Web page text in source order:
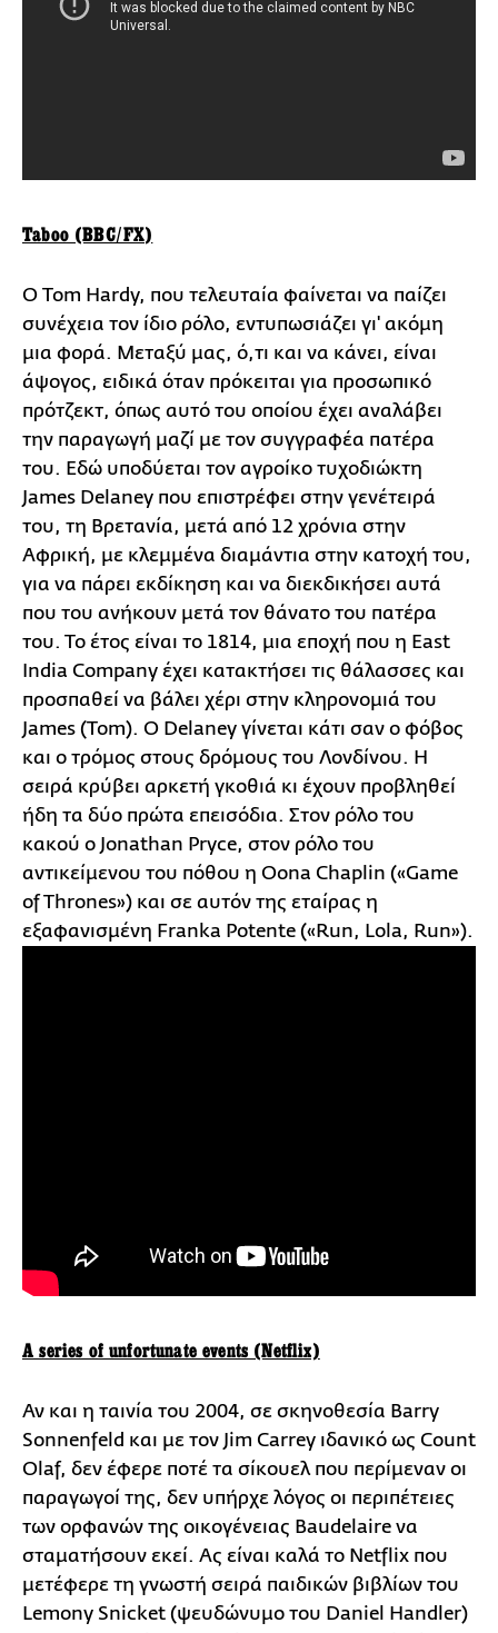
Taboo (BBC/FX)
Ο Tom Hardy, που τελευταία φαίνεται να παίζει
συνέχεια τον ίδιο ρόλο, εντυπωσιάζει γι' ακόμη
μια φορά. Μεταξύ μας, ό,τι και να κάνει, είναι
άψογος, ειδικά όταν πρόκειται για προσωπικό
πρότζεκτ, όπως αυτό του οποίου έχει αναλάβει
την παραγωγή μαζί με τον συγγραφέα πατέρα
του. Εδώ υποδύεται τον αγροίκο τυχοδιώκτη
James Delaney που επιστρέφει στην γενέτειρά
του, τη Βρετανία, μετά από 12 χρόνια στην
Αφρική, με κλεμμένα διαμάντια στην κατοχή του,
για να πάρει εκδίκηση και να διεκδικήσει αυτά
που του ανήκουν μετά τον θάνατο του πατέρα
του. Το έτος είναι το 1814, μια εποχή που η East
India Company έχει κατακτήσει τις θάλασσες και
προσπαθεί να βάλει χέρι στην κληρονομιά του
James (Tom). Ο Delaney γίνεται κάτι σαν o φόβος
και ο τρόμος στους δρόμους του Λονδίνου. Η
σειρά κρύβει αρκετή γκοθιά κι έχουν προβληθεί
ήδη τα δύο πρώτα επεισόδια. Στον ρόλο του
κακού ο Jonathan Pryce, στον ρόλο του
αντικείμενου του πόθου η Oona Chaplin («Game
of Thrones») και σε αυτόν της εταίρας η
εξαφανισμένη Franka Potente («Run, Lola, Run»).
A series of unfortunate events (Netflix)
Αν και η ταινία του 2004, σε σκηνοθεσία Barry
Sonnenfeld και με τον Jim Carrey ιδανικό ως Count
Olaf, δεν έφερε ποτέ τα σίκουελ που περίμεναν οι
παραγωγοί της, δεν υπήρχε λόγος οι περιπέτειες
των ορφανών της οικογένειας Baudelaire να
σταματήσουν εκεί. Ας είναι καλά τo Netflix που
μετέφερε τη γνωστή σειρά παιδικών βιβλίων του
Lemony Snicket (ψευδώνυμο του Daniel Handler)